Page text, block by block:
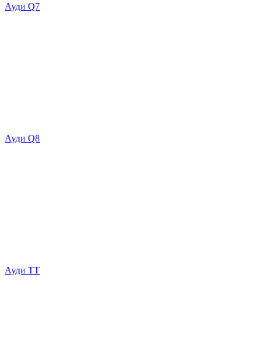
Ауди Q7
Ауди Q8
Ауди ТТ